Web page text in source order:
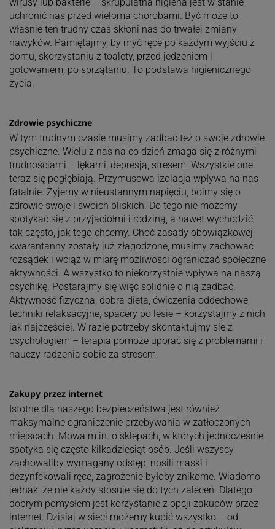
wirusy lub bakterie – skrupulatna higiena jest w stanie
uchronić nas przed wieloma chorobami. Być może to
właśnie ten trudny czas skłoni nas do trwałej zmiany
nawyków. Pamiętajmy, by myć ręce po każdym wyjściu z
domu, skorzystaniu z toalety, przed jedzeniem i
gotowaniem, po sprzątaniu. To podstawa higienicznego
życia.
Zdrowie psychiczne
W tym trudnym czasie musimy zadbać też o swoje zdrowie
psychiczne. Wielu z nas na co dzień zmaga się z różnymi
trudnościami – lękami, depresją, stresem. Wszystkie one
teraz się pogłębiają. Przymusowa izolacja wpływa na nas
fatalnie. Żyjemy w nieustannym napięciu, boimy się o
zdrowie swoje i swoich bliskich. Do tego nie możemy
spotykać się z przyjaciółmi i rodziną, a nawet wychodzić
tak często, jak tego chcemy. Choć zasady obowiązkowej
kwarantanny zostały już złagodzone, musimy zachować
rozsądek i wciąż w miarę możliwości ograniczać społeczne
aktywności. A wszystko to niekorzystnie wpływa na naszą
psychikę. Postarajmy się więc solidnie o nią zadbać.
Aktywność fizyczna, dobra dieta, ćwiczenia oddechowe,
techniki relaksacyjne, spacery po lesie – korzystajmy z nich
jak najczęściej. W razie potrzeby skontaktujmy się z
psychologiem – terapia pomoże uporać się z problemami i
nauczy radzenia sobie za stresem.
Zakupy przez internet
Istotne dla naszego bezpieczeństwa jest również
maksymalne ograniczenie przebywania w zatłoczonych
miejscach. Mowa m.in. o sklepach, w których jednocześnie
spotyka się często kilkadziesiąt osób. Jeśli wszyscy
zachowaliby wymagany odstęp, nosili maski i
dezynfekowali ręce, zagrożenie byłoby znikome. Wiadomo
jednak, że nie każdy stosuje się do tych zaleceń. Dlatego
dobrym pomysłem jest korzystanie z opcji zakupów przez
internet. Dzisiaj w sieci możemy kupić wszystko – od